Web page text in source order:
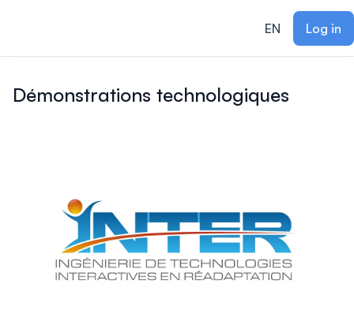
EN
Log in
Démonstrations technologiques